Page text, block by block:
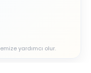
yardımcı olur.